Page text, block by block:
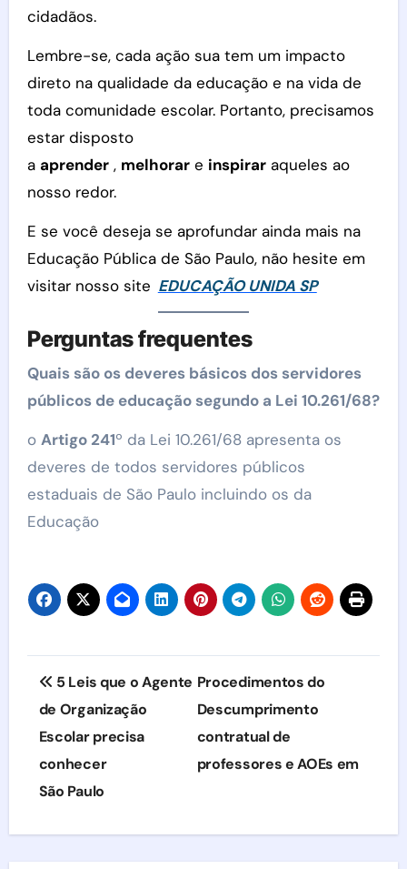
cidadãos.
Lembre-se, cada ação sua tem um impacto
direto na qualidade da educação e na vida de
toda comunidade escolar. Portanto, precisamos
estar disposto
a aprender, melhorare inspiraraqueles ao
nosso redor.
E se você deseja se aprofundar ainda mais na
Educação Pública de São Paulo, não hesite em
visitar nosso site EDUCAÇÃO UNIDA SP
Perguntas frequentes
Quais são os deveres básicos dos servidores
públicos de educação segundo a Lei 10.261/68?
o Artigo 241º da Lei 10.261/68 apresenta os
deveres de todos servidores públicos
estaduais de São Paulo incluindo os da
Educação
Navegação
de
Post
5 Leis que o Agente
de Organização
Escolar precisa
conhecer
Procedimentos do
Descumprimento
contratual de
professores e AOEs em
São Paulo